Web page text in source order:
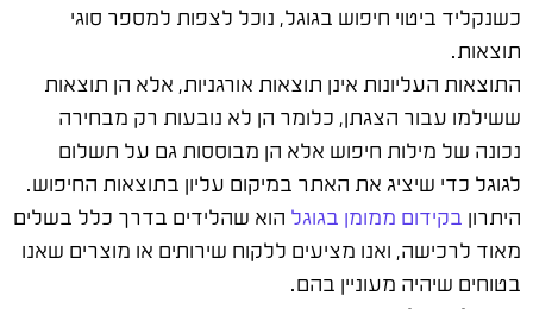
כשנקליד ביטוי חיפוש בגוגל, נוכל לצפות למספר סוגי
תוצאות.
התוצאות העליונות אינן תוצאות אורגניות, אלא הן תוצאות
ששילמו עבור הצגתן, כלומר הן לא נובעות רק מבחירה
נכונה של מילות חיפוש אלא הן מבוססות גם על תשלום
לגוגל כדי שיציג את האתר במיקום עליון בתוצאות החיפוש.
היתרון בקידום ממומן בגוגל הוא שהלידים בדרך כלל בשלים
מאוד לרכישה, ואנו מציעים ללקוח שירותים או מוצרים שאנו
בטוחים שיהיה מעוניין בהם.